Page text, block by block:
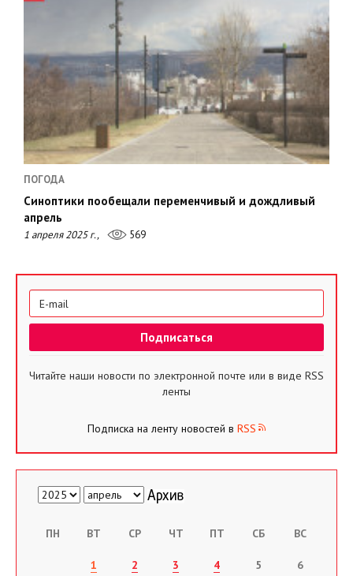
ПОГОДА
Синоптики пообещали переменчивый и дождливый
апрель
1 апреля 2025 г., 569
Читайте наши новости по электронной почте или в виде RSS
ленты
Подписка на ленту новостей в RSS
ПН ВТ СР ЧТ ПТ СБ ВС
1 2 3 4 5 6